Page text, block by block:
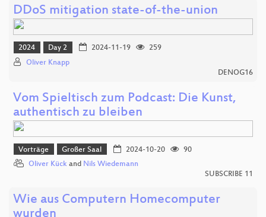
DDoS mitigation state-of-the-union
2024 Day 2 2024-11-19
259
Oliver Knapp
DENOG16
Vom Spieltisch zum Podcast: Die Kunst,
authentisch zu bleiben
Vorträge Großer Saal 2024-10-20
90
Oliver Kück and Nils Wiedemann
SUBSCRIBE 11
Wie aus Computern Homecomputer